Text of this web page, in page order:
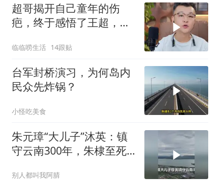
超哥揭开自己童年的伤
疤，终于感悟了王超，他
临临唠生活 14跟贴
台军封桥演习，为何岛内
民众先炸锅？
小怪吃美食
朱元璋“大儿子”沐英：镇
守云南300年，朱棣至死
别人都叫我阿腈